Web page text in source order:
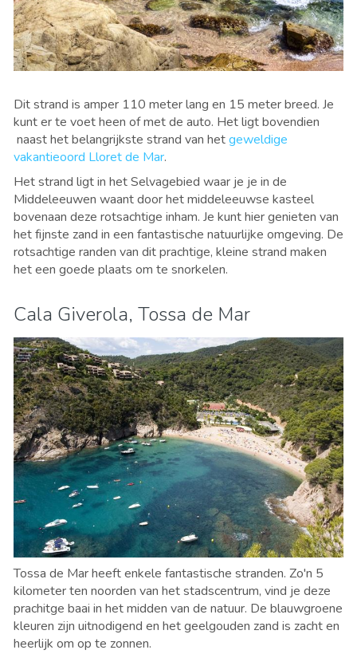
Dit strand is amper 110 meter lang en 15 meter breed. Je
kunt er te voet heen of met de auto. Het ligt bovendien
naast het belangrijkste strand van hetgeweldige
vakantieoord Lloret de Mar.
Het strand ligt in het Selvagebied waar je je in de
Middeleeuwen waant door het middeleeuwse kasteel
bovenaan deze rotsachtige inham. Je kunt hier genieten van
het fijnste zand in een fantastische natuurlijke omgeving. De
rotsachtige randen van dit prachtige, kleine strand maken
het een goede plaats om te snorkelen.
Cala Giverola, Tossa de Mar
Tossa de Mar heeft enkele fantastische stranden. Zo'n 5
kilometer ten noorden van het stadscentrum, vind je deze
prachitge baai in het midden van de natuur. De blauwgroene
kleuren zijn uitnodigend en het geelgouden zand is zacht en
heerlijk om op te zonnen.